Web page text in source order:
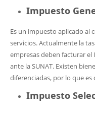
Impuesto
Es un impuesto aplicado al
servicios. Actualmente la
empresas deben facturar el
ante la SUNAT. Existen
diferenciadas, por lo que es
Impuesto